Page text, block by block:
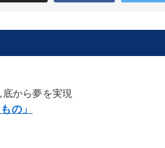
から夢を実現
の」